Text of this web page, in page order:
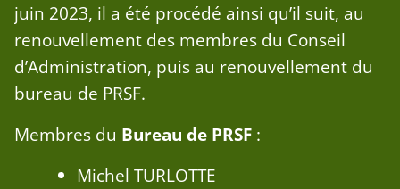
juin 2023, il a été procédé ainsi qu’il suit, au
renouvellement des membres du Conseil
d’Administration, puis au renouvellement du
bureau de PRSF.
Membres du Bureau de PRSF :
Michel TURLOTTE